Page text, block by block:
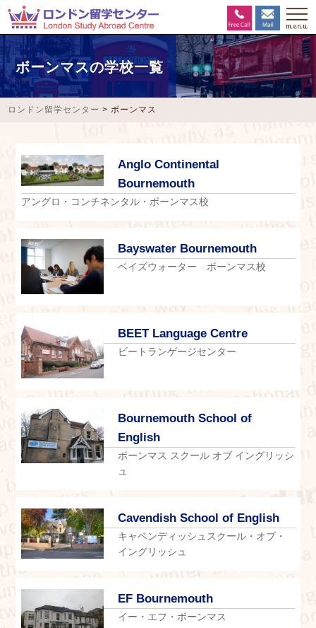
ボーンマスの学校一覧
ロンドン留学センター >ボーンマス
Anglo Continental
Bournemouth
アングロ・コンチネンタル・ボーンマス校
Bayswater Bournemouth
ベイズウォーター ボーンマス校
BEET Language Centre
ビートランゲージセンター
Bournemouth School of
English
ボーンマス スクール オブ イングリッシ
ュ
Cavendish School of English
キャベンディッシュスクール・オブ・
イングリッシュ
EF Bournemouth
イー・エフ・ボーンマス